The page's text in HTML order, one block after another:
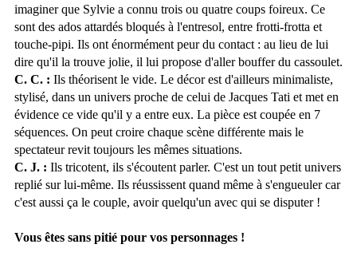
imaginer que Sylvie a connu trois ou quatre coups foireux. Ce
sont des ados attardés bloqués à l'entresol, entre frotti-frotta et
touche-pipi. Ils ont énormément peur du contact : au lieu de lui
dire qu'il la trouve jolie, il lui propose d'aller bouffer du cassoulet.
C. C. : Ils théorisent le vide. Le décor est d'ailleurs minimaliste,
stylisé, dans un univers proche de celui de Jacques Tati et met en
évidence ce vide qu'il y a entre eux. La pièce est coupée en 7
séquences. On peut croire chaque scène différente mais le
spectateur revit toujours les mêmes situations.
C. J. : Ils tricotent, ils s'écoutent parler. C'est un tout petit univers
replié sur lui-même. Ils réussissent quand même à s'engueuler car
c'est aussi ça le couple, avoir quelqu'un avec qui se disputer !
Vous êtes sans pitié pour vos personnages !